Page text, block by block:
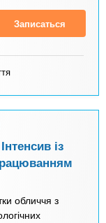
Записаться
із
обличчя з